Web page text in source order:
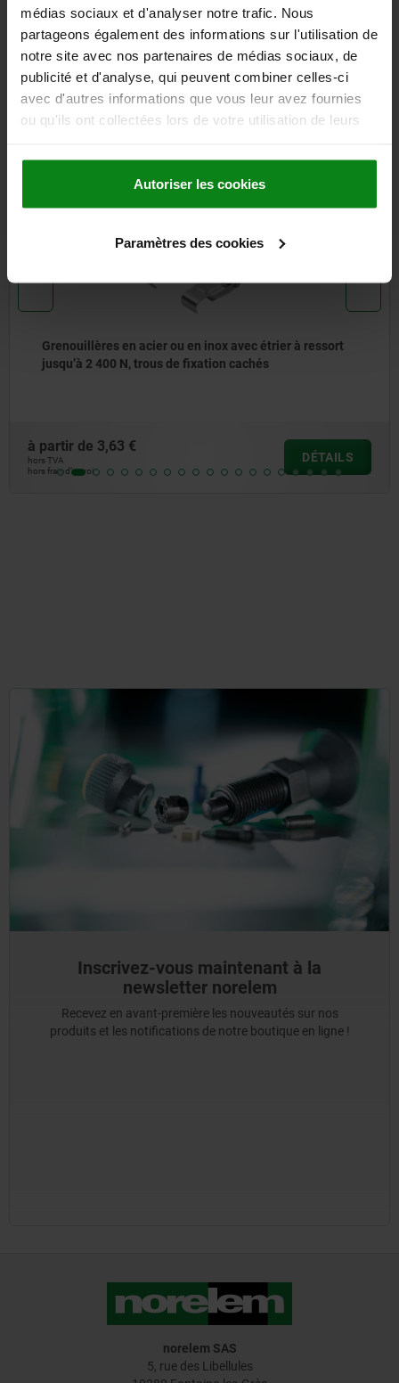
médias sociaux et d'analyser notre trafic. Nous
partageons également des informations sur l'utilisation de
notre site avec nos partenaires de médias sociaux, de
publicité et d'analyse, qui peuvent combiner celles-ci
avec d'autres informations que vous leur avez fournies
ou qu'ils ont collectées lors de votre utilisation de leurs
Autoriser les cookies
Paramètres des cookies
TÉLÉCHARGEMENTS
D'autres clients ont
également acheté
acier ou en inox avec étrier à ressort
trous de fixation cachés
à partir de
hors TVA
hors frais d’envoi
Inscrivez-vous maintenant à la
newsletter norelem
Recevez en avant-première les nouveautés sur nos
produits et les notifications de notre boutique en ligne !
norelem SAS
5, rue des Libellules